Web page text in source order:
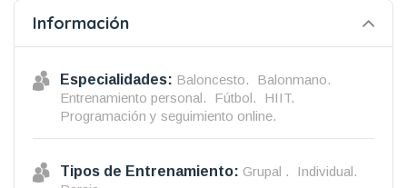
Información
Especialidades: Baloncesto.
Balonmano.
Entrenamiento personal.
Fútbol.
HIIT.
Programación y seguimiento online.
Tipos de Entrenamiento: Grupal .
Individual.